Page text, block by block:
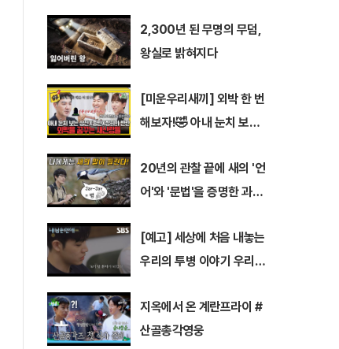
글이 반복되는 온라인 문화를 에둘러 비판했다.
원이의 중학교 담임교사라고 밝힌 A씨는 지난
2일
2,300년 된 무명의 무덤,
왕실로 밝혀지다
[미운우리새끼] 외박 한 번
해보자!🤣 아내 눈치 보던
새 #한상진 #김종민
20년의 관찰 끝에 새의 '언
어'와 '문법'을 증명한 과학
[예고] 세상에 처음 내놓는
우리의 투병 이야기 우리가
까요?💧 | 내 남은 연애 | S
BS
지옥에서 온 계란프라이 #
산골총각영웅